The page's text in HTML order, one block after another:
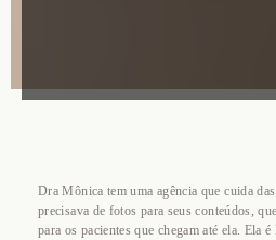
Dra Mônica tem uma agência que cuida
precisava de fotos para seus conteúdos,
para os pacientes que chegam até ela. Ela